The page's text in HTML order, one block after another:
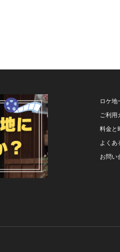
ロケ地
ご利用
料金と
よくあ
お問い